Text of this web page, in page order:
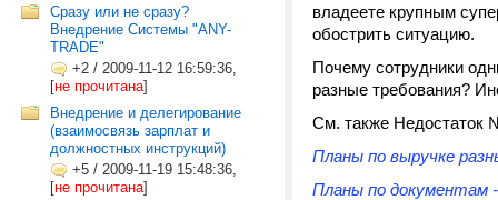
Сразу или не сразу?
Внедрение Системы "ANY-
TRADE"
+2 / 2009-11-12 16:59:36,
[не прочитана]
Внедрение и делегирование
(взаимосвязь зарплат и
должностных инструкций)
+5 / 2009-11-19 15:48:36,
[не прочитана]
владеете крупным
обострить ситуацию.
Почему сотрудники
разные требования?
См. также Недостаток
Планы по выручке
Планы по документам